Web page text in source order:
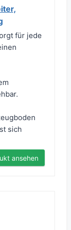
für jede
sich
ansehen